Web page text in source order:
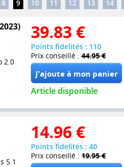
8 9 10 11 12 13 14
2.0
39.83 €
Points fidelités : 110
Prix conseillé : 44.95 €
Article disponible
5.1
14.96 €
Points fidelités : 40
Prix conseillé : 19.95 €